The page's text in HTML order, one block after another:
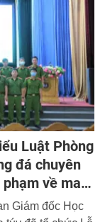
Luật Phòng
đá chuyên
về ma
Giám đốc Học